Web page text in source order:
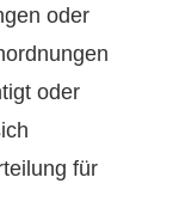
oder
oder
für